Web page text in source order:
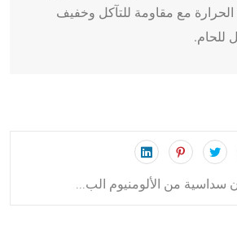
مع مقاومة للتآكل وخفيف
للحام.